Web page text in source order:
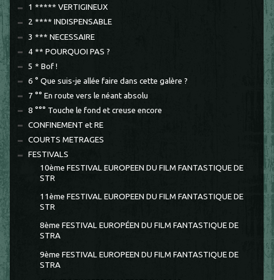
1 ***** VERTIGINEUX
2 **** INDISPENSABLE
3 *** NECESSAIRE
4 ** POURQUOI PAS ?
5 * Bof !
6 ° Que suis-je allée faire dans cette galère ?
7 °° En route vers le néant absolu
8 °°° Touche le fond et creuse encore
CONFINEMENT et RE
COURTS METRAGES
FESTIVALS
10ème FESTIVAL EUROPEEN DU FILM FANTASTIQUE DE
STR
11ème FESTIVAL EUROPEEN DU FILM FANTASTIQUE DE
STR
8ème FESTIVAL EUROPÉEN DU FILM FANTASTIQUE DE
STRA
9ème FESTIVAL EUROPEEN DU FILM FANTASTIQUE DE
STRA